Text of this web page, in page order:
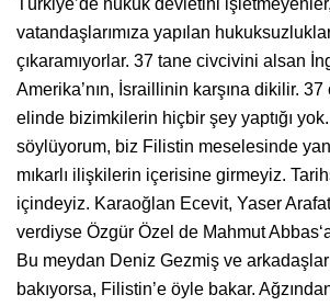
vatandaşlarımıza yapılan
çıkaramıyorlar. 37 tane civcivini alsan
Amerika’nın, İsraillinin karşına dikilir. 37
elinde bizimkilerin hiçbir şey yaptığı
söylüyorum, biz Filistin meselesinde
mıkarlı ilişkilerin içerisine girmeyiz.
içindeyiz. Karaoğlan Ecevit, Yaser
verdiyse Özgür Özel de Mahmut
Bu meydan Deniz Gezmiş ve
bakıyorsa, Filistin’e öyle bakar.